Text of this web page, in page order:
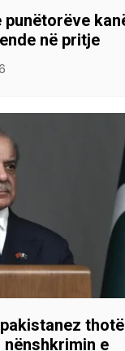
punëtorëve
në pritje
nënshkrimin e